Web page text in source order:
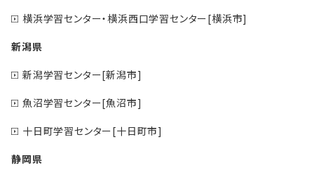
横浜学習センター・横浜西口学習センター[横浜市]
新潟県
新潟学習センター[新潟市]
魚沼学習センター[魚沼市]
十日町学習センター[十日町市]
静岡県